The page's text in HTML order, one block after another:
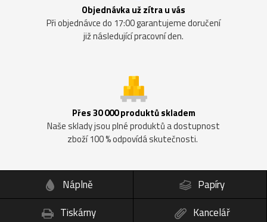
Objednávka už zítra u vás
Při objednávce do 17:00 garantujeme doručení
již následující pracovní den.
Přes 30 000 produktů skladem
Naše sklady jsou plné produktů a dostupnost
zboží 100 % odpovídá skutečnosti.
Náplně
Papíry
Tiskárny
Kancelář